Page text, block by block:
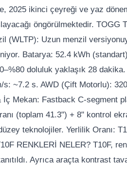
2025 ikinci çeyreği ve yaz
öngörülmektedir. TOGG
(WLTP): Uzun menzil
Batarya: 52.4 kWh
doluluk yaklaşık 28
~7.2 s. AWD (Çift Motorlu):
Mekan: Fastback C-segment
(toplam 41.3") + 8" kontrol
teknolojiler. Yerlilik Oranı:
RENKLERİ NELER? T10F,
Ayrıca araçta kontrast